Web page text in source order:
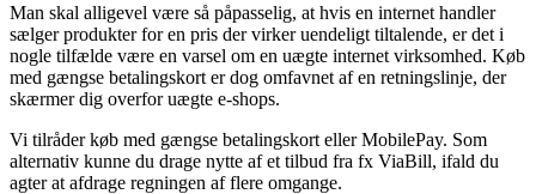
Man skal alligevel være så påpasselig, at hvis en internet handler
sælger produkter for en pris der virker uendeligt tiltalende, er det i
nogle tilfælde være en varsel om en uægte internet virksomhed. Køb
med gængse betalingskort er dog omfavnet af en retningslinje, der
skærmer dig overfor uægte e-shops.
Vi tilråder køb med gængse betalingskort eller MobilePay. Som
alternativ kunne du drage nytte af et tilbud fra fx ViaBill, ifald du
agter at afdrage regningen af flere omgange.